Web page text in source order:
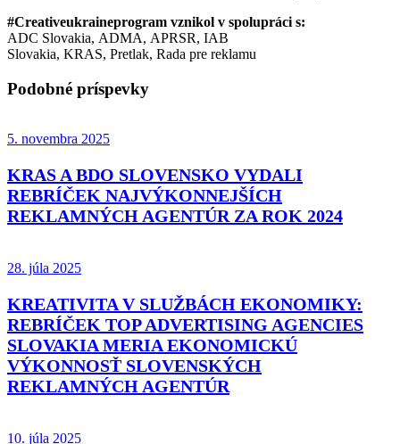
#Creativeukraineprogram vznikol v spolupráci s:
ADC Slovakia, ADMA, APRSR, IAB
Slovakia, KRAS, Pretlak, Rada pre reklamu
Podobné príspevky
5. novembra 2025
KRAS A BDO SLOVENSKO VYDALI
REBRÍČEK NAJVÝKONNEJŠÍCH
REKLAMNÝCH AGENTÚR ZA ROK 2024
28. júla 2025
KREATIVITA V SLUŽBÁCH EKONOMIKY:
REBRÍČEK TOP ADVERTISING AGENCIES
SLOVAKIA MERIA EKONOMICKÚ
VÝKONNOSŤ SLOVENSKÝCH
REKLAMNÝCH AGENTÚR
10. júla 2025